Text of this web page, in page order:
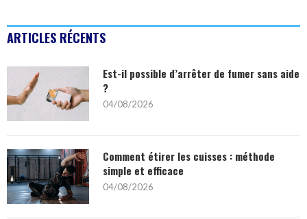
ARTICLES RÉCENTS
Est-il possible d’arrêter de fumer sans aide
?
04/08/2026
Comment étirer les cuisses : méthode
simple et efficace
04/08/2026